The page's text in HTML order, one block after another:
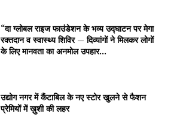
“दा ग्लोबल राइज फाउंडेशन के भव्य उद्घाटन पर मेगा
रक्तदान व स्वास्थ्य शिविर — दिव्यांगों ने मिलकर लोगों
के लिए मानवता का अनमोल उपहार...
उद्योग नगर में कैंटाबिल के नए स्टोर खुलने से फैशन
प्रेमियों में ख़ुशी की लहर